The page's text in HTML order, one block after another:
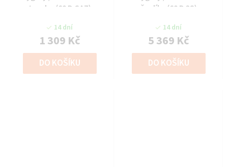
troubu (60 D GAZ)
14 dní
1 309 Kč
DO KOŠÍKU
šuplíky (60 D 3S)
14 dní
5 369 Kč
DO KOŠÍKU